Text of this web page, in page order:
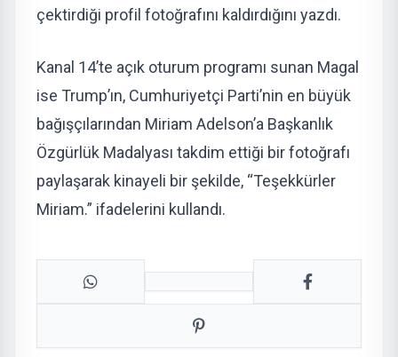
çektirdiği profil fotoğrafını kaldırdığını yazdı.
Kanal 14’te açık oturum programı sunan Magal
ise Trump’ın, Cumhuriyetçi Parti’nin en büyük
bağışçılarından Miriam Adelson’a Başkanlık
Özgürlük Madalyası takdim ettiği bir fotoğrafı
paylaşarak kinayeli bir şekilde, “Teşekkürler
Miriam.” ifadelerini kullandı.